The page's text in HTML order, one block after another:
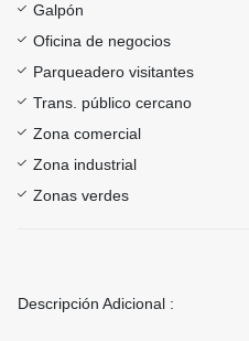
Galpón
Oficina de negocios
Parqueadero visitantes
Trans. público cercano
Zona comercial
Zona industrial
Zonas verdes
Descripción Adicional :